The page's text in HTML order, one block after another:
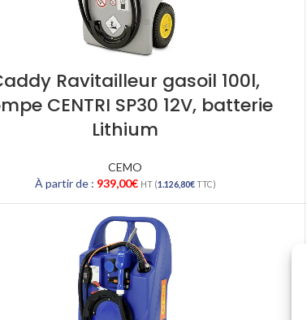
Ravitailleur gasoil 100l,
CENTRI SP30 12V, batterie
Lithium
CEMO
À partir de : 939,00€ HT (1.126,80€TTC)